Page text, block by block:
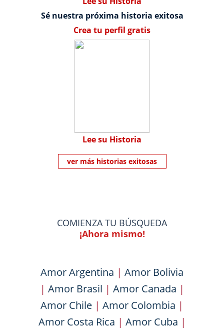
Sé nuestra próxima historia exitosa
Crea tu perfil gratis
Lee su Historia
ver más historias exitosas
COMIENZA TU BÚSQUEDA
¡Ahora mismo!
Amor Argentina | Amor Bolivia
| Amor Brasil | Amor Canada |
Amor Chile | Amor Colombia |
Amor Costa Rica | Amor Cuba |